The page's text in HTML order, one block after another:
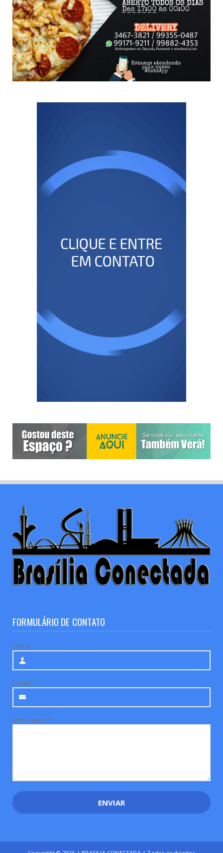
FORMULÁRIO DE CONTATO
Nome
E-mail*
Mensagem *